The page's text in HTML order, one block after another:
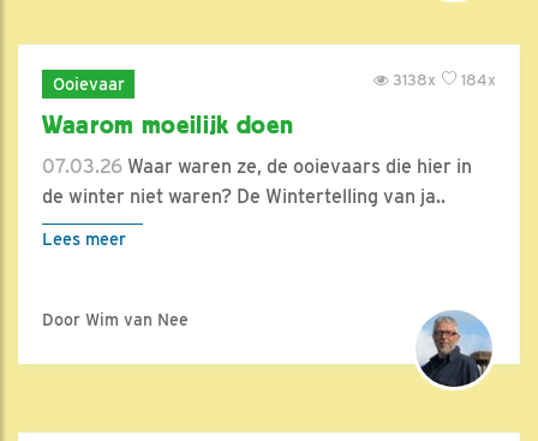
Ooievaar 184x
3138x
Waarom moeilijk doen
07.03.26 Waar waren ze, de ooievaars die hier in
de winter niet waren? De Wintertelling van ja..
Lees meer
Door Wim van Nee